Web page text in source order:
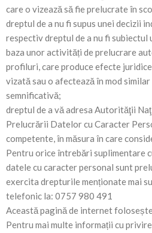
care o vizează să fie prelucrate în
dreptul de a nu fi supus unei decizii
respectiv dreptul de a nu fi subiectul
baza unor activități de prelucrare
profiluri, care produce efecte
vizată sau o afectează în mod
semnificativă;
dreptul de a vă adresa Autorităţii
Prelucrării Datelor cu Caracter
competente, în măsura în care
Pentru orice întrebări suplimentare
datele cu caracter personal sunt
exercita drepturile menționate mai
telefonic la: 0757 980 491
Această pagină de internet
Pentru mai multe informații cu